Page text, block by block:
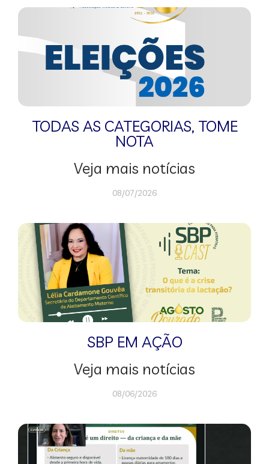
TODAS AS CATEGORIAS, TOME
NOTA
Veja mais notícias
08/07/2026
SBP EM AÇÃO
Veja mais notícias
08/06/2026